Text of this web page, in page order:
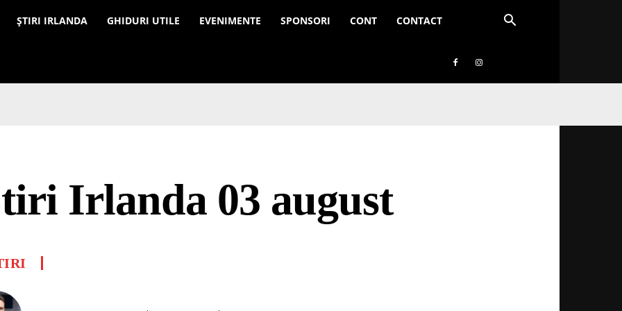
ȘTIRI IRLANDA GHIDURI UTILE EVENIMENTE SPONSORI CONT CONTACT
Irlanda 03 august